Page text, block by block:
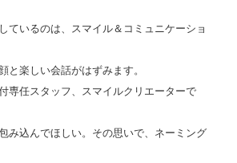
ているのは、スマイル＆コミュニケーショ
と楽しい会話がはずみます。
専任スタッフ、スマイルクリエーターで
み込んでほしい。その思いで、ネーミング